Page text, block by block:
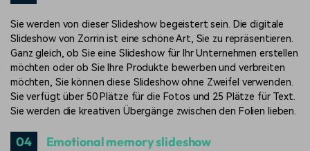
Sie werden von dieser Slideshow begeistert sein. Die digitale
Slideshow von Zorrin ist eine schöne Art, Sie zu repräsentieren.
Ganz gleich, ob Sie eine Slideshow für Ihr Unternehmen erstellen
möchten oder ob Sie Ihre Produkte bewerben und verbreiten
möchten, Sie können diese Slideshow ohne Zweifel verwenden.
Sie verfügt über 50 Plätze für die Fotos und 25 Plätze für Text.
Sie werden die kreativen Übergänge zwischen den Folien lieben.
04 Emotional memory slideshow